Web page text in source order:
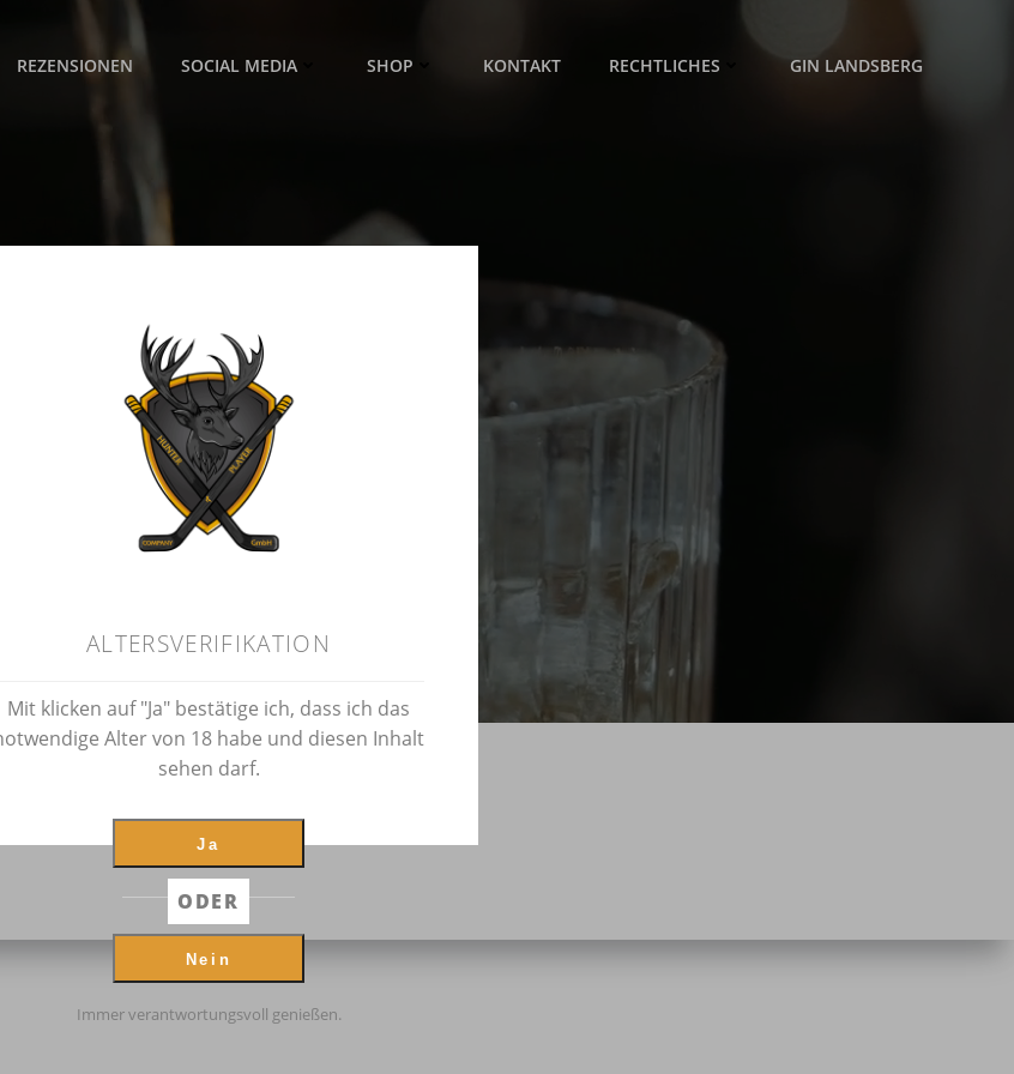
REZENSIONEN SOCIAL MEDIA SHOP KONTAKT RECHTLICHES GIN LANDSBERG
HUNTER+PLAYER
Zwei Herzen, eine Flasche
ERFAHRE MEHR
ALTERSVERIFIKATION
Mit klicken auf "Ja" bestätige ich, dass ich das
Alter von 18 habe und diesen Inhalt
sehen darf.
Ja
ODER
Nein
Immer verantwortungsvoll genießen.